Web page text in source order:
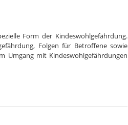
Form der Kindeswohlgefährdung.
Folgen für Betroffene sowie
Umgang mit Kindeswohlgefährdungen